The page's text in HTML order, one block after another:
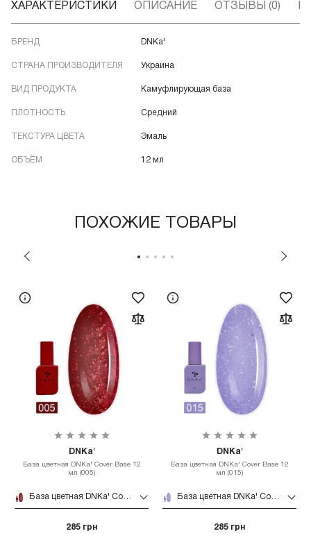
ХАРАКТЕРИСТИКИ ОПИСАНИЕ ОТЗЫВЫ (0)
БРЕНД DNKa'
СТРАНА ПРОИЗВОДИТЕЛЯ Украина
ВИД ПРОДУКТА Камуфлирующая база
ПЛОТНОСТЬ Средний
ТЕКСТУРА ЦВЕТА Эмаль
ОБЪЁМ 12 мл
ПОХОЖИЕ ТОВАРЫ
DNKa'
База цветная DNKa' Cover Base 12
мл (005)
База цветная DNKa' Cover Base 12 мл (005)
285 грн
DNKa'
База цветная DNKa' Cover Base 12
мл (015)
База цветная DNKa' Cover Base 12 мл (015)
285 грн